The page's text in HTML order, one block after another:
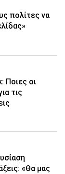
πολίτες να
Ποιες οι
τις
«Θα μας